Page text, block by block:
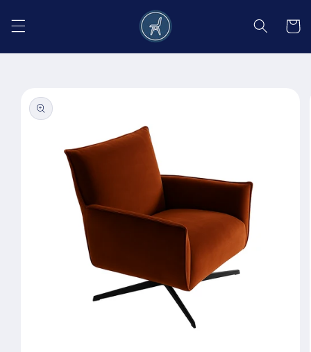
conținut
Coș
informațiile
despre
produs